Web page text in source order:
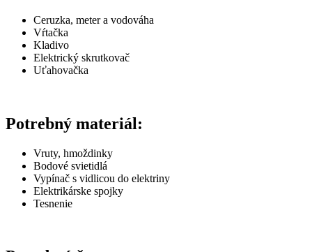
Ceruzka, meter a vodováha
Vŕtačka
Kladivo
Elektrický skrutkovač
Uťahovačka
Potrebný materiál:
Vruty, hmoždinky
Bodové svietidlá
Vypínač s vidlicou do elektriny
Elektrikárske spojky
Tesnenie